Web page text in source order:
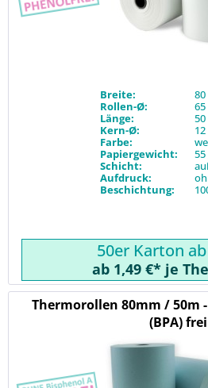
Breite:
Rollen-Ø:
Länge:
Kern-Ø:
Farbe:
Papiergewicht:
Schicht:
Aufdruck:
Beschichtung:
50er Karton
ab 1,49 €* je
Thermorollen 80mm / 50m
(BPA) frei